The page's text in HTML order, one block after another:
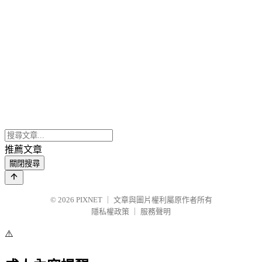
推薦文章
關閉搜尋
© 2026 PIXNET
文章與圖片權利屬原作者所有
隱私權政策
服務聲明
⚠️